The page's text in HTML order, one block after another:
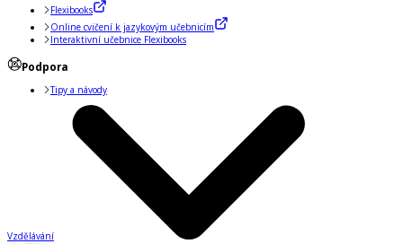
Flexibooks
Online cvičení k jazykovým učebnicím
Interaktivní učebnice Flexibooks
Podpora
Tipy a návody
Vzdělávání